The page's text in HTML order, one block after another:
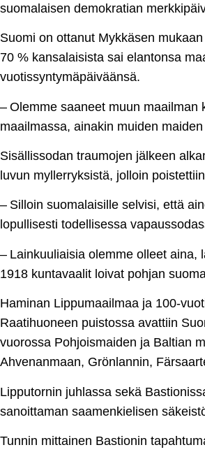
suomalaisen demokratian
Suomi on ottanut Mykkäsen
70 % kansalaisista sai elantonsa
vuotissyntymäpäiväänsä.
– Olemme saaneet muun
maailmassa, ainakin muiden
Sisällissodan traumojen jälkeen
luvun myllerryksistä, jolloin
– Silloin suomalaisille selvisi, että
lopullisesti todellisessa
– Lainkuuliaisia olemme olleet aina,
1918 kuntavaalit loivat pohjan
Haminan Lippumaailmaa ja 100-
Raatihuoneen puistossa avattiin
vuorossa Pohjoismaiden ja Baltian
Ahvenanmaan, Grönlannin,
Lipputornin juhlassa sekä
sanoittaman saamenkielisen
Tunnin mittainen Bastionin